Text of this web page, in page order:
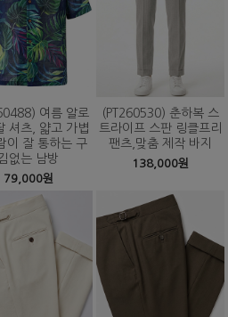
여름 알로
셔츠, 얇고 가볍
이 잘 통하는 구
없는 남방
79,000원
(PT260530) 춘하복 스
트라이프 스판 링클프리
팬츠,맞춤 제작 바지
138,000원